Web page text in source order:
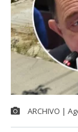
ARCHIVO |